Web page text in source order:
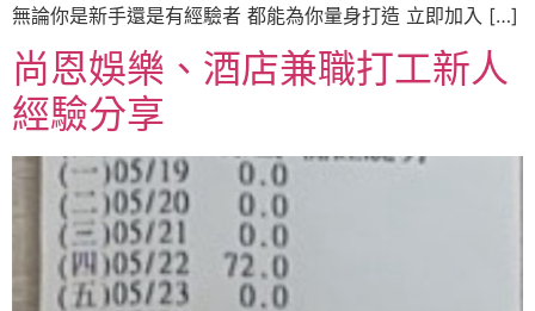
無論你是新手還是有經驗者 都能為你量身打造 立即加入 […]
尚恩娛樂、酒店兼職打工新人
經驗分享